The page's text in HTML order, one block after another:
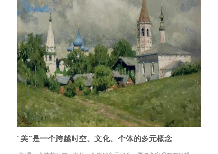
“美”是一个跨越时空、文化、个体的多元概念